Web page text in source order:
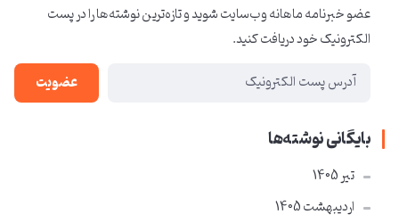
عضو خبرنامه ماهانه وب‌سایت شوید و تازه‌ترین نوشته‌ها را در پست
الکترونیک خود دریافت کنید.
عضویت
بایگانی نوشته‌ها
تير 1405
ارديبهشت 1405